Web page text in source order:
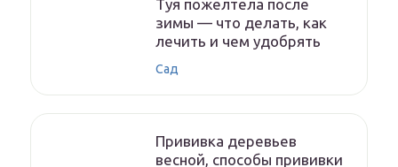
Туя пожелтела после
зимы — что делать, как
лечить и чем удобрять
Сад
Прививка деревьев
весной, способы прививки